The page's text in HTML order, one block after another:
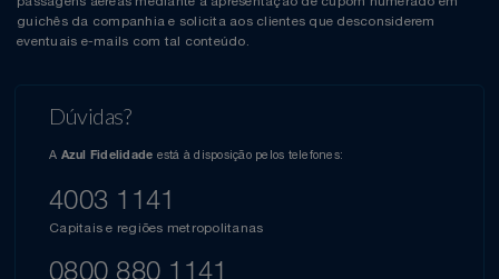
guichês da companhia e solicita aos clientes que desconsiderem
eventuais e-mails com tal conteúdo.
Dúvidas?
A Azul Fidelidade está à disposição pelos telefones:
4003 1141
Capitais e regiões metropolitanas